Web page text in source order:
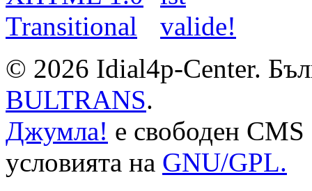
© 2026 Idial4p-Center.
BULTRANS.
Джумла! е свободен
условията на GNU/GPL.